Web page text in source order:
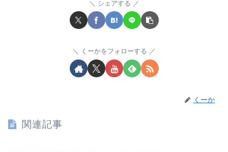
シェアする
くーかをフォローする
くーか
関連記事